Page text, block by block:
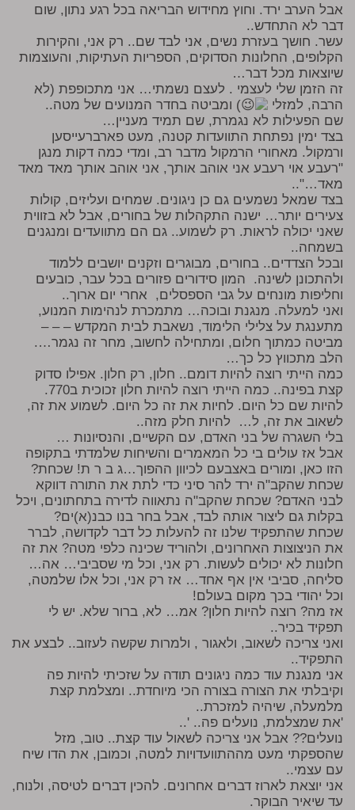
אבל הערב ירד. וחוץ מחידוש הבריאה בכל רגע נתון, שום
דבר לא התחדש..
עשר. חושך בעזרת נשים, אני לבד שם.. רק אני, והקירות
הקלופים, החלונות הסדוקים, הספריות העתיקות, והעוצמות
שיוצאות מכל דבר…
זה הזמן שלי לעצמי . לעצם נשמתי… אני מתכופפת (לא
הרבה, למזלי
) ומביטה בחדר המנועים של מטה..
שם הפעילות לא נגמרת, שם תמיד מעניין…
בצד ימין נפתחת התוועדות קטנה, מעט פארברעייסען
ורמקול. מאחורי הרמקול מדבר רב, ומדי כמה דקות מנגן
"רעבע אוי רעבע אני אוהב אותך, אני אוהב אותך מאד מאד
מאד…"..
בצד שמאל נשמעים גם כן ניגונים. שמחים ועליזים, קולות
צעירים יותר… ישנה התקהלות של בחורים, אבל לא בזווית
שאני יכולה לראות. רק לשמוע.. גם הם מתוועדים ומנגנים
בשמחה..
ובכל הצדדים.. בחורים, מבוגרים וזקנים יושבים ללמוד
ולהתכונן לשינה. המון סידורים פזורים בכל עבר, כובעים
וחליפות מונחים על גבי הספסלים, אחרי יום ארוך..
ואני למעלה. מנגנת ובוכה… מתמכרת לנהימות המנוע,
מתענגת על צלילי הלימוד, נשאבת לבית המקדש – – –
מביטה כמתוך חלום, ומתחילה לחשוב, מחר זה נגמר….
הלב מתכווץ כל כך…
כמה הייתי רוצה להיות דומם.. חלון, רק חלון. אפילו סדוק
קצת בפינה.. כמה הייתי רוצה להיות חלון זכוכית ב770.
להיות שם כל היום. לחיות את זה כל היום. לשמוע את זה,
לשאוב את זה, ל… להיות חלק מזה..
בלי השגרה של בני האדם, עם הקשיים, והנסיונות …
אבל אז עולים בי כל המאמרים והשיחות שלמדתי בתקופה
הזו כאן, ומורים באצבעם לכיוון ההפוך…ג ב ר ת! שכחת?
שכחת שהקב"ה ירד להר סיני כדי לתת את התורה דווקא
לבני האדם? שכחת שהקב"ה נתאווה לדירה בתחתונים, ויכל
בקלות גם ליצור אותה לבד, אבל בחר בנו כבנ(א)ים?
שכחת שהתפקיד שלנו זה להעלות כל דבר לקדושה, לברר
את הניצוצות האחרונים, ולהוריד שכינה כלפי מטה? את זה
חלונות לא יכולים לעשות. רק אני, וכל מי שסביבי… אה…
סליחה, סביבי אין אף אחד… אז רק אני, וכל אלו שלמטה,
וכל יהודי בכך מקום בעולם!
אז מה? רוצה להיות חלון? אמ… לא, ברור שלא. יש לי
תפקיד בכיר..
ואני צריכה לשאוב, ולאגור , ולמרות שקשה לעזוב.. לבצע את
התפקיד..
אני מנגנת עוד כמה ניגונים תודה על שזכיתי להיות פה
וקיבלתי את הצורה בצורה הכי מיוחדת.. ומצלמת קצת
מלמעלה, שיהיה למזכרת..
'את שמצלמת, נועלים פה.. '..
נועלים?? אבל אני צריכה לשאול עוד קצת.. טוב, מזל
שהספקתי מעט מההתוועדויות למטה, וכמובן, את הדו שיח
עם עצמי..
אני יוצאת לארוז דברים אחרונים. להכין דברים לטיסה, ולנוח,
עד שיאיר הבוקר.